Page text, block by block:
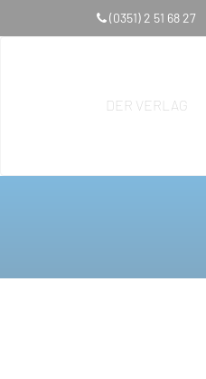
(0351) 2 51 68 27
DER VERLAG